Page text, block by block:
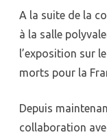
A la suite de la
à la salle
l’exposition sur
morts pour la
Depuis
collaboration